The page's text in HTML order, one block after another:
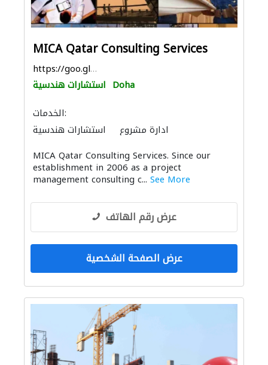
MICA Qatar Consulting Services
https://goo.gl/maps/Y2dfAVzUY74vdXwh6
استشارات هندسية Doha
الخدمات:
استشارات هندسية
ادارة مشروع
MICA Qatar Consulting Services. Since our
establishment in 2006 as a project
management consulting c... See More
عرض رقم الهاتف
عرض الصفحة الشخصية